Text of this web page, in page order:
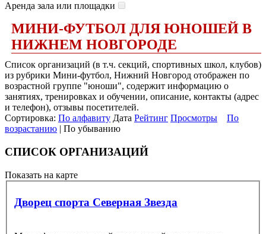
Аренда зала или площадки
МИНИ-ФУТБОЛ ДЛЯ ЮНОШЕЙ В
НИЖНЕМ НОВГОРОДЕ
Список организаций (в т.ч. секций, спортивных школ, клубов)
из рубрики Мини-футбол, Нижний Новгород отображен по
возрастной группе "юноши", содержит информацию о
занятиях, тренировках и обучении, описание, контакты (адрес
и телефон), отзывы посетителей.
Сортировка: По алфавиту Дата Рейтинг Просмотры
По
возрастанию | По убыванию
СПИСОК ОРГАНИЗАЦИЙ
Показать на карте
Дворец спорта Северная Звезда